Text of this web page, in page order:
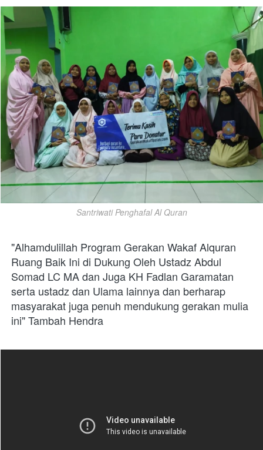
Santriwati Penghafal Al Quran
"Alhamdulillah Program Gerakan Wakaf Alquran
Ruang Baik Ini di Dukung Oleh Ustadz Abdul
Somad LC MA dan Juga KH Fadlan Garamatan
serta ustadz dan Ulama lainnya dan berharap
masyarakat juga penuh mendukung gerakan mulia
ini" Tambah Hendra